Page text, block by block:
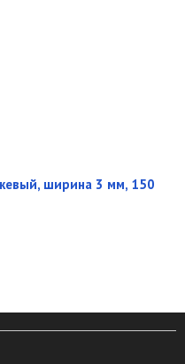
ширина 3 мм, 150